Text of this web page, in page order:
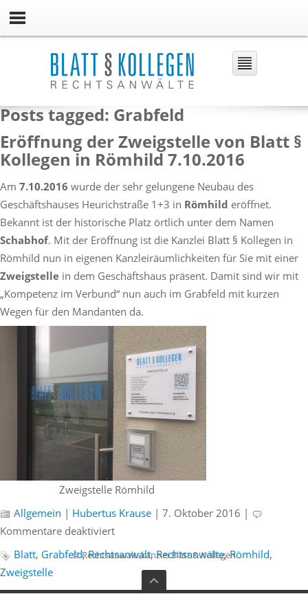
Posts tagged: Grabfeld
Eröffnung der Zweigstelle von Blatt §
Kollegen in Römhild 7.10.2016
Am 7.10.2016 wurde der sehr gelungene Neubau des
Geschäftshauses Heurichstraße 1+3 in Römhild eröffnet.
Bekannt ist der historische Platz örtlich unter dem Namen
Schabhof. Mit der Eröffnung ist die Kanzlei Blatt § Kollegen in
Römhild nun in eigenen Kanzleiräumlichkeiten für Sie mit einer
Zweigstelle in dem Geschäftshaus präsent. Damit sind wir mit
„Kompetenz im Verbund“ nun auch im Grabfeld mit kurzen
Wegen für den Mandanten da.
Zweigstelle Römhild
Allgemein | Hubertus Krause | 7. Oktober 2016 |
Kommentare deaktiviertfür
Eröffnung
Zweigstelle
Blatt, Grabfeld,Rechtsanwalt,Rechtsanwälte,Römhild,
Zweigstelle
© Rechtsanwaltskanzlei Blatt & Kollegen